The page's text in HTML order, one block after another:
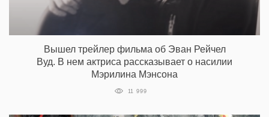
Вышел трейлер фильма об Эван Рейчел
Вуд. В нем актриса рассказывает о насилии
Мэрилина Мэнсона
11 999